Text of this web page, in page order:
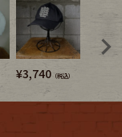
¥3,740 （税込）